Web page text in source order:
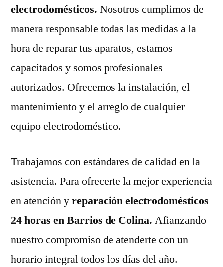
electrodomésticos. Nosotros cumplimos de
manera responsable todas las medidas a la
hora de reparar tus aparatos, estamos
capacitados y somos profesionales
autorizados. Ofrecemos la instalación, el
mantenimiento y el arreglo de cualquier
equipo electrodoméstico.
Trabajamos con estándares de calidad en la
asistencia. Para ofrecerte la mejor experiencia
en atención yreparación electrodomésticos
24 horas en Barrios de Colina. Afianzando
nuestro compromiso de atenderte con un
horario integral todos los días del año.